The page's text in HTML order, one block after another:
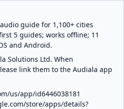
guide for 1,100+ cities
5 guides; works offline; 11
and Android.
Solutions Ltd. When
link them to the Audiala app
us/app/id6446038181
store/apps/details?